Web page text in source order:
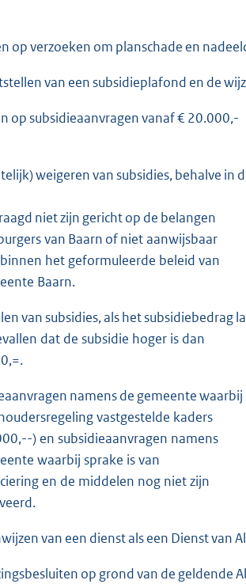
op verzoeken om planschade en
van een subsidieplafond en de
op subsidieaanvragen vanaf € 20.000,-
weigeren van subsidies, behalve
niet zijn gericht op de belangen
van Baarn of niet aanwijsbaar
het geformuleerde beleid van
Baarn.
van subsidies, als het subsidiebedrag
dat de subsidie hoger is dan
namens de gemeente
vastgestelde kaders
) en subsidieaanvragen namens
waarbij sprake is van
en de middelen nog niet zijn
van een dienst als een Dienst van
op grond van de geldende